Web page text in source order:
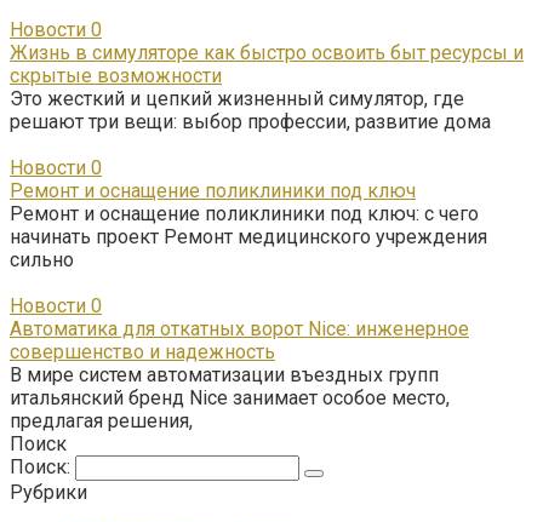
Новости 0
Жизнь в симуляторе как быстро освоить быт ресурсы и
скрытые возможности
Это жесткий и цепкий жизненный симулятор, где
решают три вещи: выбор профессии, развитие дома
Новости 0
Ремонт и оснащение поликлиники под ключ
Ремонт и оснащение поликлиники под ключ: с чего
начинать проект Ремонт медицинского учреждения
сильно
Новости 0
Автоматика для откатных ворот Nice: инженерное
совершенство и надежность
В мире систем автоматизации въездных групп
итальянский бренд Nice занимает особое место,
предлагая решения,
Поиск
Поиск:
Рубрики